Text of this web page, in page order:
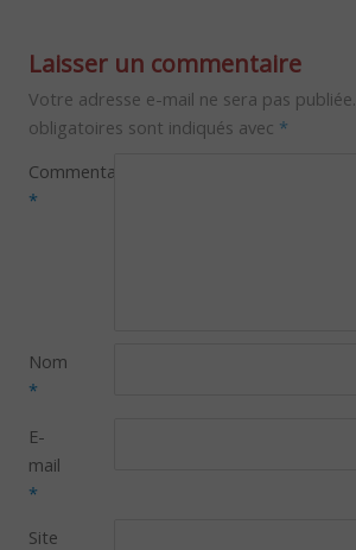
Laisser un commentaire
Votre adresse e-mail ne sera pas publiée.
obligatoires sont indiqués avec *
Commentaire
*
Nom
*
E-
mail
*
Site